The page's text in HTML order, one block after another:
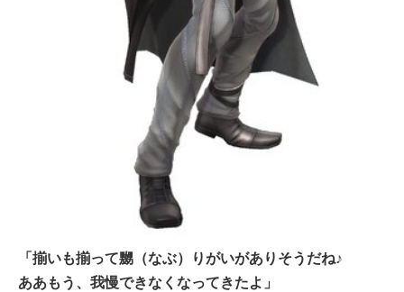
「揃いも揃って嬲（なぶ）りがいがありそうだね♪
ああもう、我慢できなくなってきたよ」